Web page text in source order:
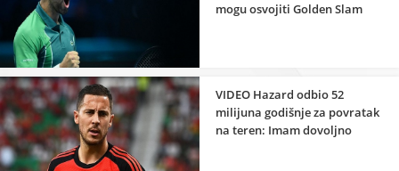
mogu osvojiti Golden Slam
VIDEO Hazard odbio 52
milijuna godišnje za povratak
na teren: Imam dovoljno